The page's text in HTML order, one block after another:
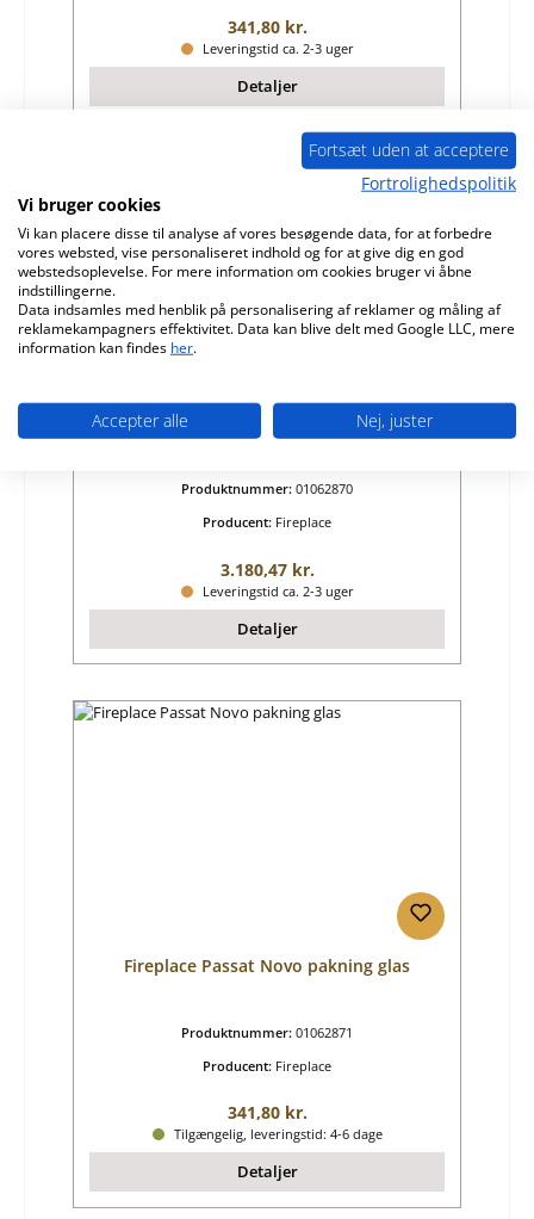
Almindelig pris:
341,80 kr.
Leveringstid ca. 2-3 uger
Detaljer
Fireplace Passat Novo glas
Produktnummer: 01062870
Producent: Fireplace
Almindelig pris:
3.180,47 kr.
Leveringstid ca. 2-3 uger
Detaljer
Fireplace Passat Novo pakning glas
Produktnummer: 01062871
Producent: Fireplace
Almindelig pris:
341,80 kr.
Tilgængelig, leveringstid: 4-6 dage
Detaljer
Fortsæt uden at acceptere
Fortrolighedspolitik
Vi bruger cookies
Vi kan placere disse til analyse af vores besøgende data, for at forbedre
vores websted, vise personaliseret indhold og for at give dig en god
webstedsoplevelse. For mere information om cookies bruger vi åbne
indstillingerne.
Data indsamles med henblik på personalisering af reklamer og måling af
reklamekampagners effektivitet. Data kan blive delt med Google LLC, mere
information kan findes her.
Accepter alle Nej, juster